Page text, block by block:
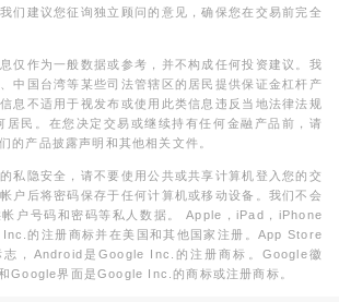
们建议您征询独立顾问的意见，确保您在交易前完全
仅作为一般数据或参考，并不构成任何投资建议。我
中国台湾等某些司法管辖区的居民提供保证金杠杆产
息不适用于视发布或使用此类信息违反当地法律法规
居民。在您决定交易或继续持有任何金融产品前，请
的产品披露声明和其他相关文件。
私隐安全，请不要使用公共或共享计算机登入您的交
户后将密码保存于任何计算机或移动设备。我们不会
帐户号码和密码等私人数据。 Apple，iPad，iPhone
的注册商标并在美国和其他国家注册。App Store
，Android是Google Inc.的注册商标。Google徽
Google界面是Google Inc.的商标或注册商标。